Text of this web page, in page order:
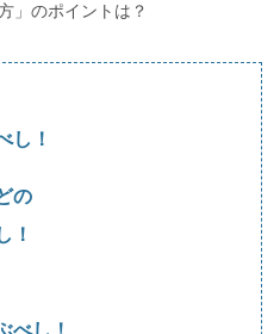
」のポイントは？
し！
の
！